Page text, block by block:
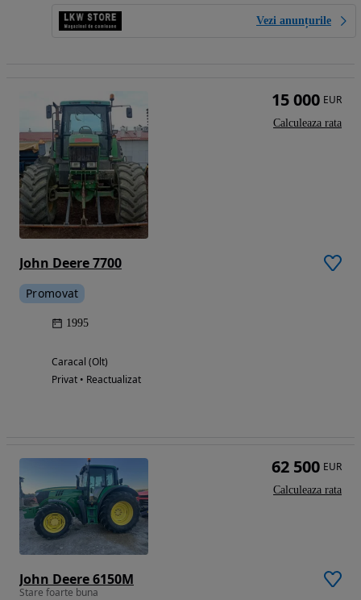
Vezi anunțurile
John Deere 7700
Promovat
1995
Caracal (Olt)
Privat • Reactualizat
15 000 EUR
Calculeaza rata
John Deere 6150M
Stare foarte buna
62 500 EUR
Calculeaza rata